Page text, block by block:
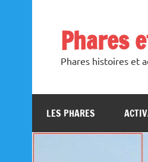
Phares
Phares histoires et
LES PHARES